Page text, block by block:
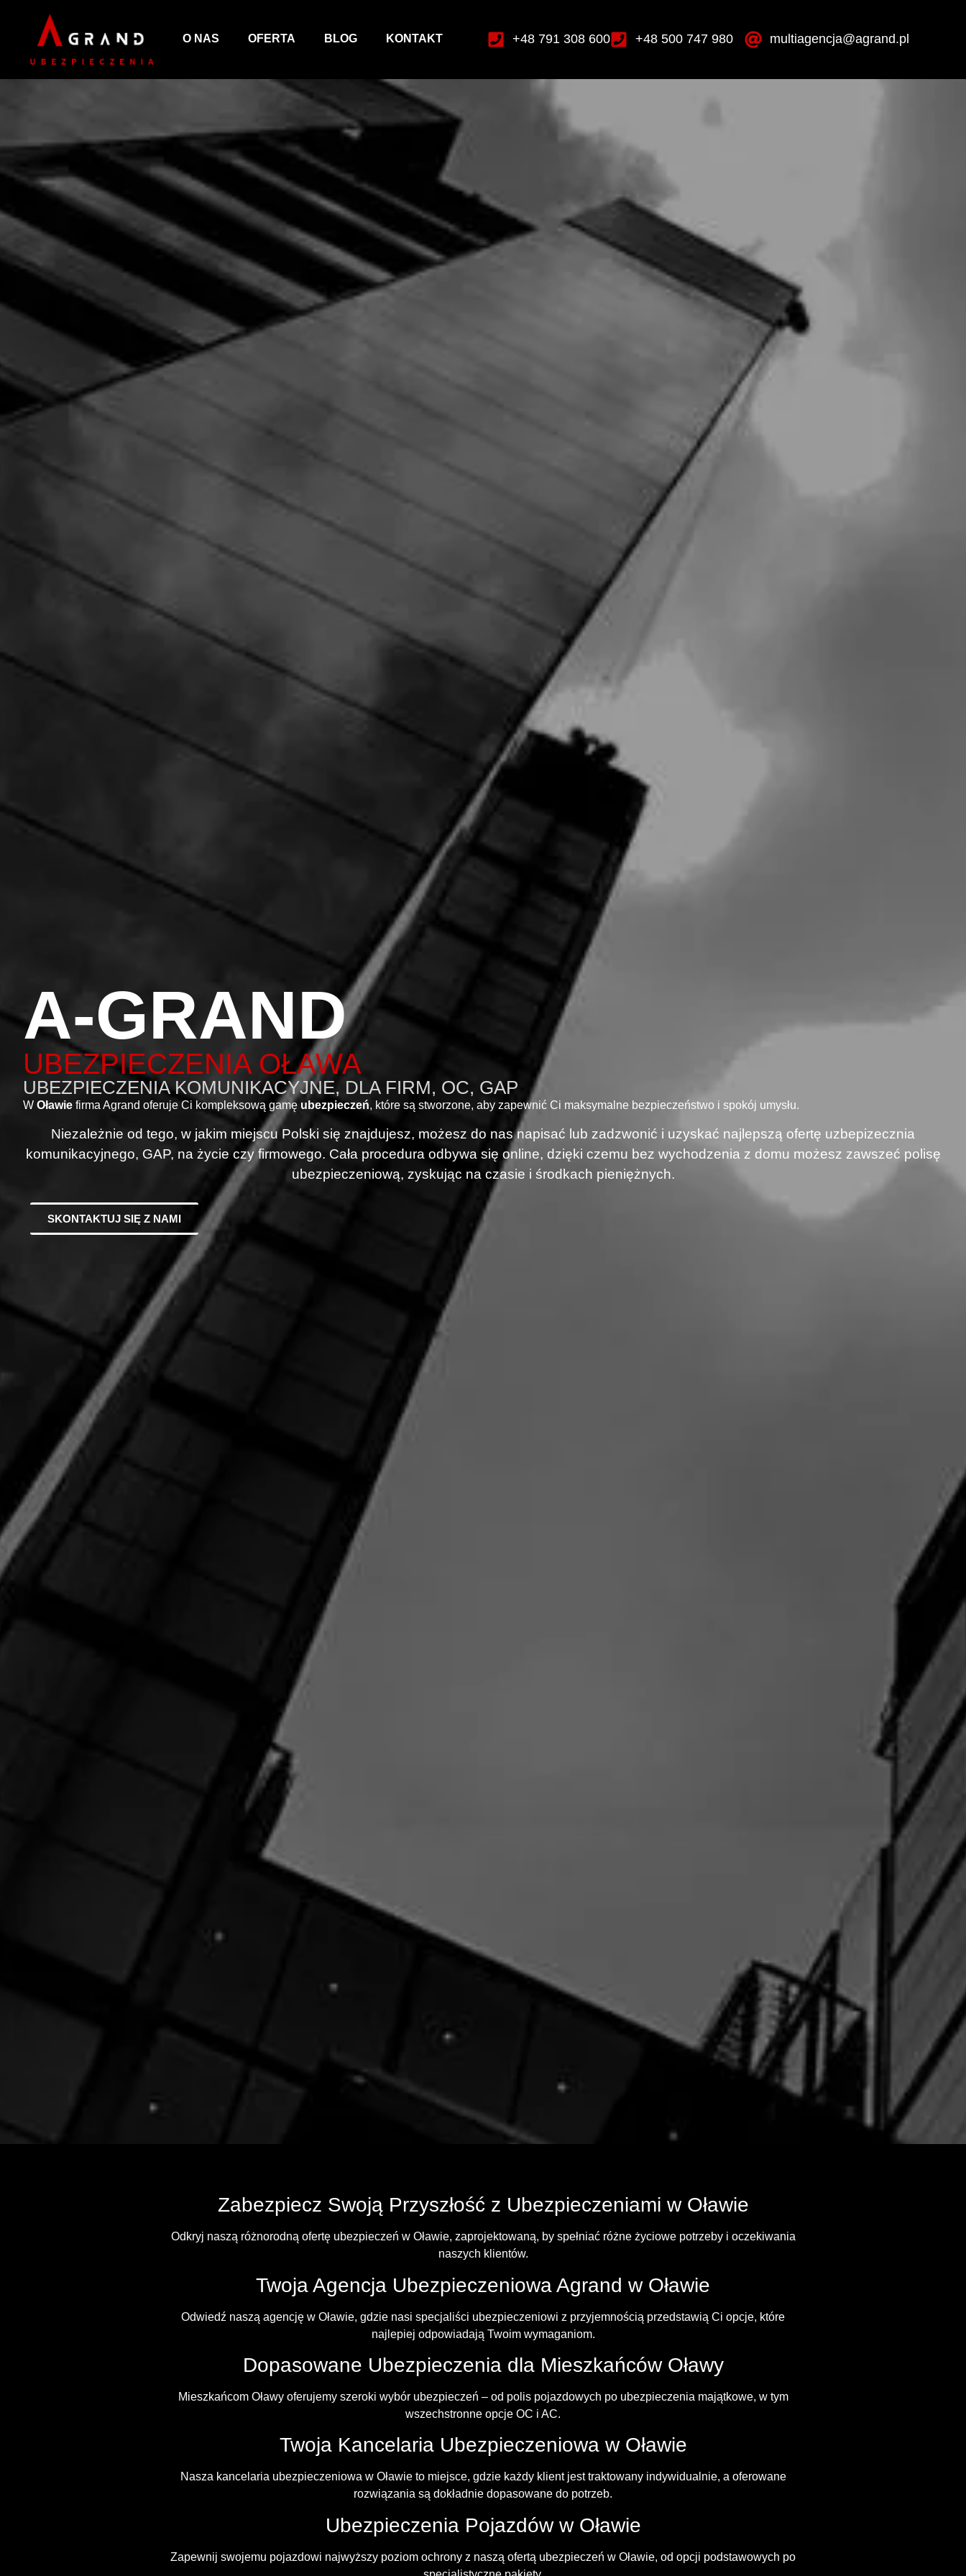
O NAS OFERTA BLOG KONTAKT +48 791 308 600 +48 500 747 980 multiagencja@agrand.pl
A-GRAND
UBEZPIECZENIA OŁAWA
UBEZPIECZENIA KOMUNIKACYJNE, DLA FIRM, OC, GAP
W Oławie firma Agrand oferuje Ci kompleksową gamę ubezpieczeń, które są stworzone, aby zapewnić Ci maksymalne bezpieczeństwo i spokój umysłu.
Niezależnie od tego, w jakim miejscu Polski się znajdujesz, możesz do nas napisać lub zadzwonić i uzyskać najlepszą ofertę uzbepizecznia
komunikacyjnego, GAP, na życie czy firmowego. Cała procedura odbywa się online, dzięki czemu bez wychodzenia z domu możesz zawszeć polisę
ubezpieczeniową, zyskując na czasie i środkach pieniężnych.
SKONTAKTUJ SIĘ Z NAMI
Zabezpiecz Swoją Przyszłość z Ubezpieczeniami w Oławie
Odkryj naszą różnorodną ofertę ubezpieczeń w Oławie, zaprojektowaną, by spełniać różne życiowe potrzeby i oczekiwania
naszych klientów.
Twoja Agencja Ubezpieczeniowa Agrand w Oławie
Odwiedź naszą agencję w Oławie, gdzie nasi specjaliści ubezpieczeniowi z przyjemnością przedstawią Ci opcje, które
najlepiej odpowiadają Twoim wymaganiom.
Dopasowane Ubezpieczenia dla Mieszkańców Oławy
Mieszkańcom Oławy oferujemy szeroki wybór ubezpieczeń – od polis pojazdowych po ubezpieczenia majątkowe, w tym
wszechstronne opcje OC i AC.
Twoja Kancelaria Ubezpieczeniowa w Oławie
Nasza kancelaria ubezpieczeniowa w Oławie to miejsce, gdzie każdy klient jest traktowany indywidualnie, a oferowane
rozwiązania są dokładnie dopasowane do potrzeb.
Ubezpieczenia Pojazdów w Oławie
Zapewnij swojemu pojazdowi najwyższy poziom ochrony z naszą ofertą ubezpieczeń w Oławie, od opcji podstawowych po